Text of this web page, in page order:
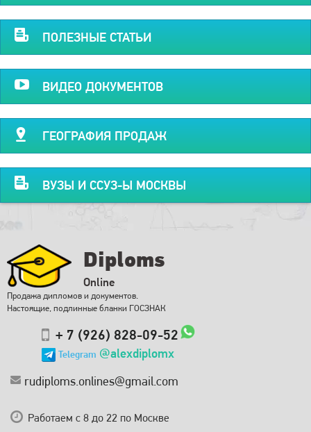
ПОЛЕЗНЫЕ СТАТЬИ
ВИДЕО ДОКУМЕНТОВ
ГЕОГРАФИЯ ПРОДАЖ
ВУЗЫ И ССУЗ-Ы МОСКВЫ
Diploms
Online
Продажа дипломов и документов.
Настоящие, подлинные бланки ГОСЗНАК
+ 7 (926) 828-09-52
Telegram @alexdiplomx
rudiploms.onlines@gmail.com
Работаем с 8 до 22 по Москве